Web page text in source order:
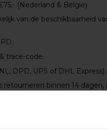
(Nederland & België)
van de beschikbaarheid
trace-code.
DPD, UPS of DHL Express)
retourneren binnen 14 dagen,